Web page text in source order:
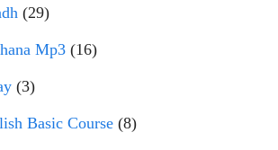
(29)
Mp3 (16)
(3)
Basic Course (8)